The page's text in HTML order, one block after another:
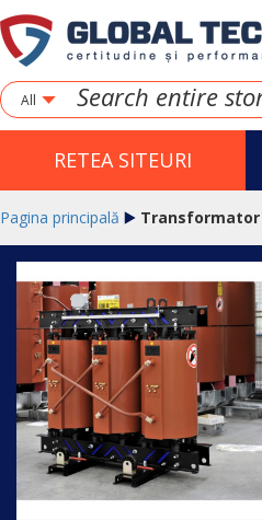
All
RETEA SITEURI
Pagina principală Transformator